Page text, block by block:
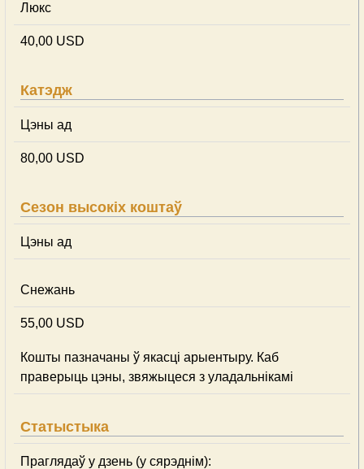
Люкс
40,00 USD
Катэдж
Цэны ад
80,00 USD
Сезон высокіх коштаў
Цэны ад
Снежань
55,00 USD
Кошты пазначаны ў якасці арыентыру. Каб
праверыць цэны, звяжыцеся з уладальнікамі
Статыстыка
Праглядаў у дзень (у сярэднім):